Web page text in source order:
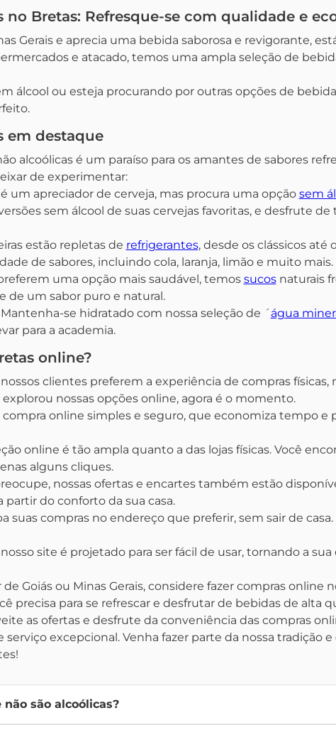
no Bretas: Refresque-se com qualidade e
Gerais e aprecia uma bebida saborosa e revigorante,
e atacado, temos uma ampla seleção de
álcool ou esteja procurando por outras opções de
em destaque
alcoólicas é um paraíso para os amantes de sabores
de experimentar:
é um apreciador de cerveja, mas procura uma opção sem
sem álcool de suas cervejas favoritas, e desfrute
estão repletas de refrigerantes, desde os clássicos até
de sabores, incluindo cola, laranja, limão e muito mais.
uma opção mais saudável, temos sucosnaturais
de um sabor puro e natural.
Mantenha-se hidratado com nossa seleção de ´ água
para a academia.
online?
clientes preferem a experiência de compras
nossas opções online, agora é o momento.
online simples e seguro, que economiza tempo e
online é tão ampla quanto a das lojas físicas. Você
alguns cliques.
nossas ofertas e encartes também estão
do conforto da sua casa.
suas compras no endereço que preferir, sem sair de
nosso site é projetado para ser fácil de usar, tornando a
Goiás ou Minas Gerais, considere fazer compras online
precisa para se refrescar e desfrutar de bebidas de alta
as ofertas e desfrute da conveniência das compras
excepcional. Venha fazer parte da nossa tradição
são alcoólicas?